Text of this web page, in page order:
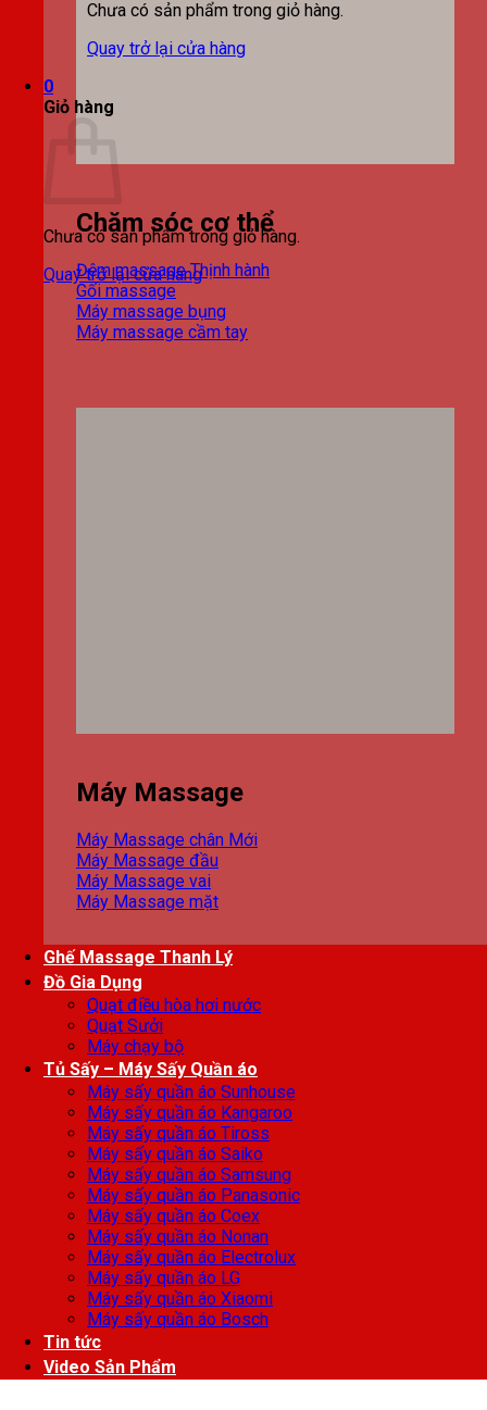
Chưa có sản phẩm trong giỏ hàng.
Quay trở lại cửa hàng
0
Giỏ hàng
Chưa có sản phẩm trong giỏ hàng.
Quay trở lại cửa hàng
Chăm sóc cơ thể
Đệm massage
Gối massage
Máy massage bụng
Máy massage cầm tay
Máy Massage
Máy Massage chân
Máy Massage đầu
Máy Massage vai
Máy Massage mặt
Ghế Massage Thanh Lý
Đồ Gia Dụng
Quạt điều hòa hơi nước
Quạt Sưởi
Máy chạy bộ
Tủ Sấy – Máy Sấy Quần áo
Máy sấy quần áo Sunhouse
Máy sấy quần áo Kangaroo
Máy sấy quần áo Tiross
Máy sấy quần áo Saiko
Máy sấy quần áo Samsung
Máy sấy quần áo Panasonic
Máy sấy quần áo Coex
Máy sấy quần áo Nonan
Máy sấy quần áo Electrolux
Máy sấy quần áo LG
Máy sấy quần áo Xiaomi
Máy sấy quần áo Bosch
Tin tức
Video Sản Phẩm